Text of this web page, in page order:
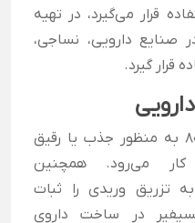
قرار می‌گیرد، در تهیه
دارویی، نساجی،
قرار گیرد.
در صنایع دارویی نیز توئین 80 به منظور جذب یا رقیق
می‌رود. همچنین
تزریق وریدی را ثبات
در ساخت داروی